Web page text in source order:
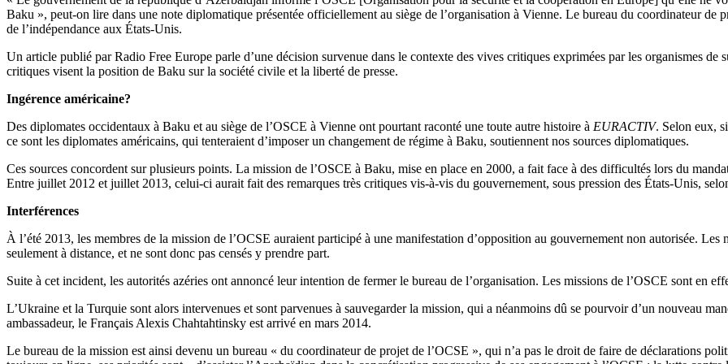
Baku », peut-on lire dans une note diplomatique présentée officiellement au siège de l’organisation à Vienne. Le bureau du coordinateur
de l’indépendance aux États-Unis.
Un article publié par Radio Free Europe parle d’une décision survenue dans le contexte des vives critiques exprimées par les organismes de
critiques visent la position de Baku sur la société civile et la liberté de presse.
Ingérence américaine?
Des diplomates occidentaux à Baku et au siège de l’OSCE à Vienne ont pourtant raconté une toute autre histoire à EURACTIV. Selon eux,
ce sont les diplomates américains, qui tenteraient d’imposer un changement de régime à Baku, soutiennent nos sources diplomatiques.
Ces sources concordent sur plusieurs points. La mission de l’OSCE à Baku, mise en place en 2000, a fait face à des difficultés lors du
Entre juillet 2012 et juillet 2013, celui-ci aurait fait des remarques très critiques vis-à-vis du gouvernement, sous pression des États-Unis,
Interférences
À l’été 2013, les membres de la mission de l’OCSE auraient participé à une manifestation d’opposition au gouvernement non autorisée.
seulement à distance, et ne sont donc pas censés y prendre part.
Suite à cet incident, les autorités azéries ont annoncé leur intention de fermer le bureau de l’organisation. Les missions de l’OSCE sont en
L’Ukraine et la Turquie sont alors intervenues et sont parvenues à sauvegarder la mission, qui a néanmoins dû se pourvoir d’un nouveau
ambassadeur, le Français Alexis Chahtahtinsky est arrivé en mars 2014.
Le bureau de la mission est ainsi devenu un bureau « du coordinateur de projet de l’OCSE », qui n’a pas le droit de faire de déclarations